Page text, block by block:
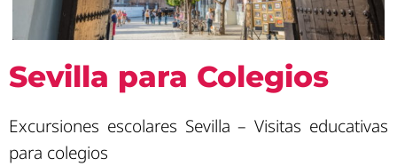
Sevilla para Colegios
Excursiones escolares Sevilla – Visitas educativas
para colegios